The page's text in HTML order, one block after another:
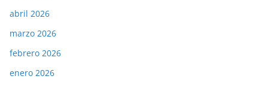
abril 2026
marzo 2026
febrero 2026
enero 2026